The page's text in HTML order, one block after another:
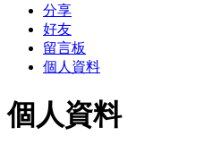
分享
好友
留言板
個人資料
個人資料